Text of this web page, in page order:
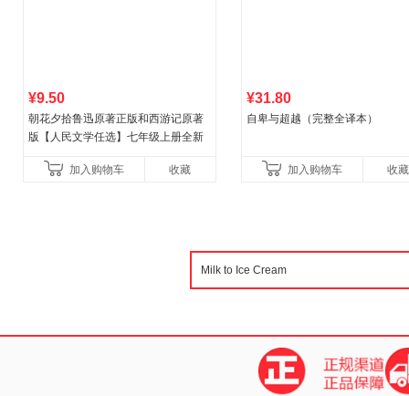
¥9.50
朝花夕拾鲁迅原著正版和西游记原著
版【人民文学任选】七年级上册全新
中名著语文书目初一课外阅
加入购物车 收藏
¥31.80
自卑与超越（完整全译本）
加入购物车 收藏